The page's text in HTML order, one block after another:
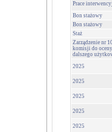
Prace
Bon stażowy
Bon stażowy
Staż
Zarządzenie nr
komisji do
dalszego
2025
2025
2025
2025
2025